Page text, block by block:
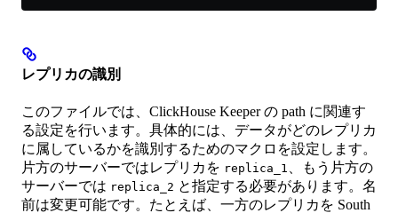
レプリカの識別
このファイルでは、ClickHouse Keeper の path に関連す
る設定を行います。具体的には、データがどのレプリカ
に属しているかを識別するためのマクロを設定します。
片方のサーバーではレプリカを replica_1
、もう片方の
サーバーでは replica_2 と指定する必要があります。名
前は変更可能です。たとえば、一方のレプリカを South